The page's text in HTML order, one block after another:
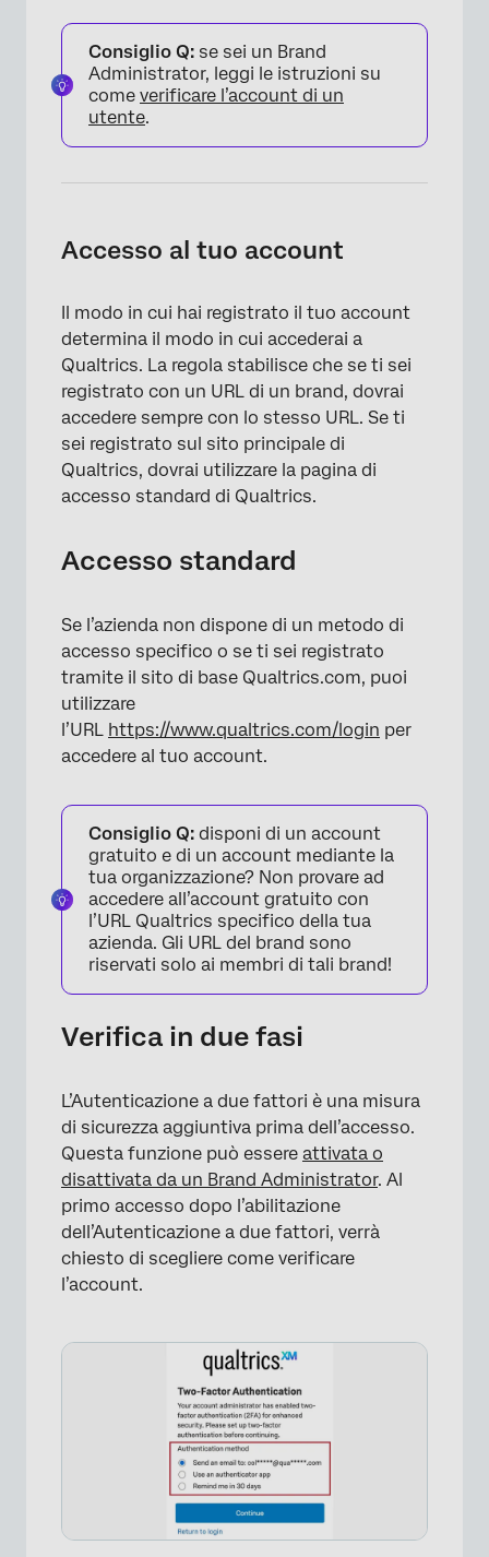
Consiglio Q: se sei un Brand
Administrator, leggi le istruzioni su
come verificare l’account di un
utente.
Accesso al tuo account
Il modo in cui hai registrato il tuo account
determina il modo in cui accederai a
Qualtrics. La regola stabilisce che se ti sei
registrato con un URL di un brand, dovrai
accedere sempre con lo stesso URL. Se ti
sei registrato sul sito principale di
Qualtrics, dovrai utilizzare la pagina di
accesso standard di Qualtrics.
Accesso standard
Se l’azienda non dispone di un metodo di
accesso specifico o se ti sei registrato
tramite il sito di base Qualtrics.com, puoi
utilizzare
l’URL https://www.qualtrics.com/login per
accedere al tuo account.
Consiglio Q: disponi di un account
gratuito e di un account mediante la
tua organizzazione? Non provare ad
accedere all’account gratuito con
l’URL Qualtrics specifico della tua
azienda. Gli URL del brand sono
riservati solo ai membri di tali brand!
Verifica in due fasi
L’Autenticazione a due fattori è una misura
di sicurezza aggiuntiva prima dell’accesso.
Questa funzione può essere attivata o
disattivata da un Brand Administrator. Al
primo accesso dopo l’abilitazione
dell’Autenticazione a due fattori, verrà
chiesto di scegliere come verificare
l’account.